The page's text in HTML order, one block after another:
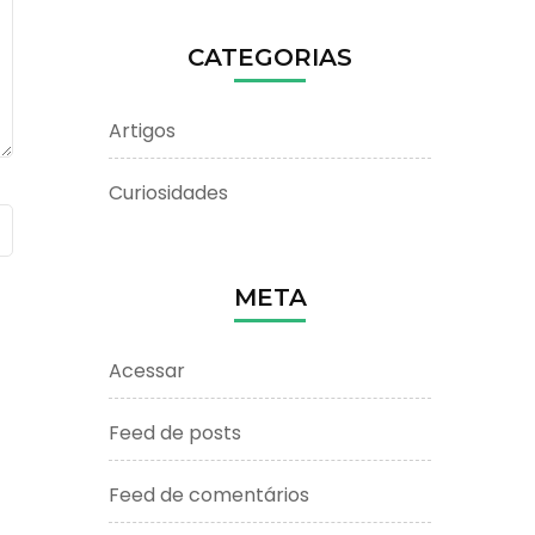
CATEGORIAS
Artigos
Curiosidades
META
Acessar
Feed de posts
Feed de comentários